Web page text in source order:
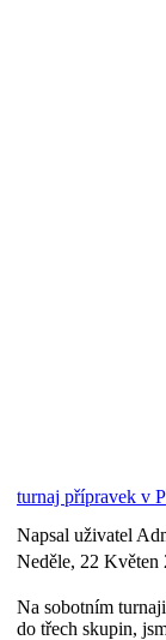
turnaj přípravek v
Napsal uživatel
Neděle, 22 Květen
Na sobotním
do třech skupin,